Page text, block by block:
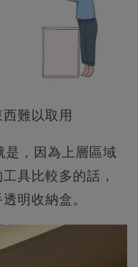
難以取用
是，因為上層區域
具比較多的話，
明收納盒。